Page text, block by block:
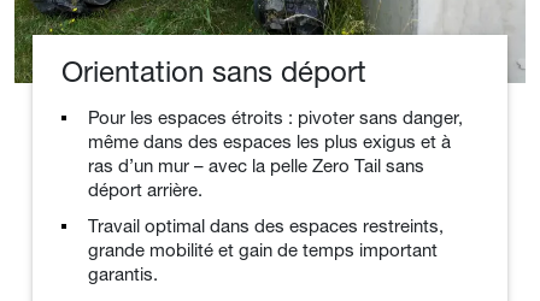
Orientation sans déport
Pour les espaces étroits : pivoter sans danger,
même dans des espaces les plus exigus et à
ras d’un mur – avec la pelle Zero Tail sans
déport arrière.
Travail optimal dans des espaces restreints,
grande mobilité et gain de temps important
garantis.